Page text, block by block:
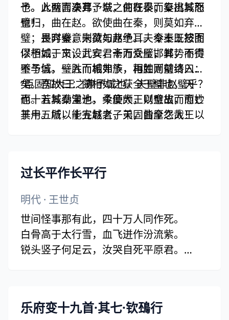
予。此两言决耳，奈之何既畏而复挑其怒
也！
也。入璧而秦弗予城，曲在秦；秦出城而
璧归，曲在赵。欲使曲在秦，则莫如弃
璧；畏弃璧，则莫如弗予。夫秦王既按图
以予城，又设九宾，斋而受璧，其势不得
不予城。璧入而城弗予，相如则前请曰：
“臣固知大王之弗予城也。夫璧非赵璧乎？
而十五城秦宝也。今使大王以璧故，而亡
其十五城，十五城之子弟，皆厚怨大王以
也。今奈何使舍人怀而逃之，而归直于
秦？
是时秦意未欲与赵绝耳。令秦王怒而
僇相如于市，武安君十万众压邯郸，而责
璧与信，一胜而相如族，再胜而璧终入秦
矣。
吾故曰：蔺相如之获全于璧也，天
也。若其劲渑池，柔廉颇，则愈出而愈妙
于用。所以能完赵者，天固曲全之哉！
过长平作长平行
明代 · 王世贞
世间怪事那有此，四十万人同作死。
白骨高于太行雪，血飞迸作汾流紫。
锐头竖子何足云，汝哭自死平原君。
君不见，新安一夜秦人愁，二十万鬼声啾
乐府变十九首·其七·钦䲹行